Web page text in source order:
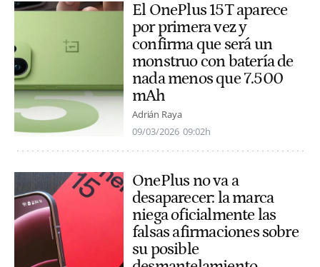
El OnePlus 15T aparece
por primera vez y
confirma que será un
monstruo con batería de
nada menos que 7.500
mAh
Adrián Raya
09/03/2026 09:02h
OnePlus no va a
desaparecer: la marca
niega oficialmente las
falsas afirmaciones sobre
su posible